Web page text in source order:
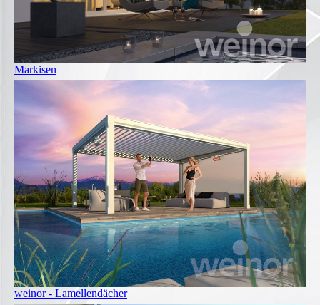
Markisen
weinor - Lamellendächer